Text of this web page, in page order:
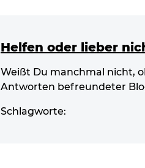
Helfen oder lieber
Weißt Du manchmal nicht,
Antworten befreundeter
Schlagworte: